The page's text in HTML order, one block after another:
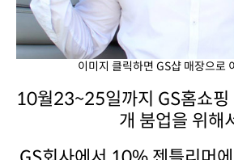
이미지 클릭하면 GS샵 매장으로
개 붐업을 위해